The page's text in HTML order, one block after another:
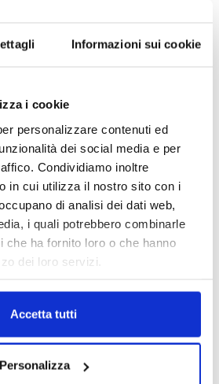
Informazioni sui cookie
i cookie
personalizzare contenuti ed
dei social media e per
Condividiamo inoltre
in cui utilizza il nostro sito con i
di analisi dei dati web,
i quali potrebbero combinarle
che ha fornito loro o che hanno
dei loro servizi.
Accetta tutti
Personalizza
Assicurazioni: grande